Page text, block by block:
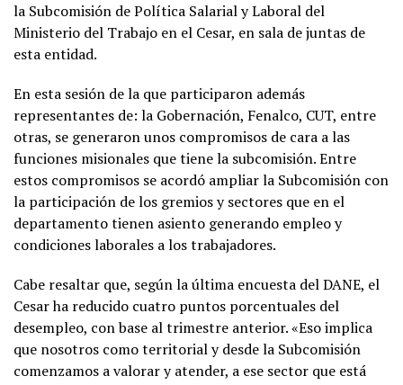
la Subcomisión de Política Salarial y Laboral del
Ministerio del Trabajo en el Cesar, en sala de juntas de
esta entidad.
En esta sesión de la que participaron además
representantes de: la Gobernación, Fenalco, CUT, entre
otras, se generaron unos compromisos de cara a las
funciones misionales que tiene la subcomisión. Entre
estos compromisos se acordó ampliar la Subcomisión con
la participación de los gremios y sectores que en el
departamento tienen asiento generando empleo y
condiciones laborales a los trabajadores.
Cabe resaltar que, según la última encuesta del DANE, el
Cesar ha reducido cuatro puntos porcentuales del
desempleo, con base al trimestre anterior. «Eso implica
que nosotros como territorial y desde la Subcomisión
comenzamos a valorar y atender, a ese sector que está